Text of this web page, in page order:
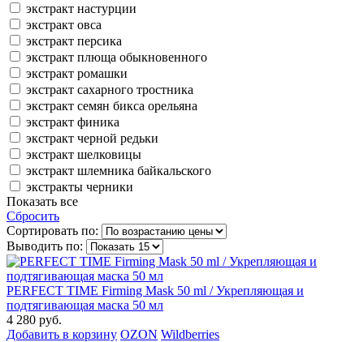
экстракт настурции
экстракт овса
экстракт персика
экстракт плюща обыкновенного
экстракт ромашки
экстракт сахарного тростника
экстракт семян бикса орельяна
экстракт финика
экстракт черной редьки
экстракт шелковицы
экстракт шлемника байкальского
экстракты черники
Показать все
Сбросить
Сортировать по:
Выводить по:
PERFECT TIME Firming Mask 50 ml / Укрепляющая и
подтягивающая маска 50 мл
4 280 руб.
Добавить в корзину OZON Wildberries